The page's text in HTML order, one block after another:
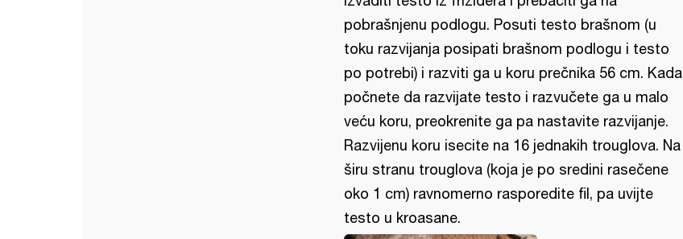
pobrašnjenu podlogu. Posuti testo brašnom (u
toku razvijanja posipati brašnom podlogu i testo
po potrebi) i razviti ga u koru prečnika 56 cm. Kada
počnete da razvijate testo i razvučete ga u malo
veću koru, preokrenite ga pa nastavite razvijanje.
Razvijenu koru isecite na 16 jednakih trouglova. Na
širu stranu trouglova (koja je po sredini rasečene
oko 1 cm) ravnomerno rasporedite fil, pa uvijte
testo u kroasane.